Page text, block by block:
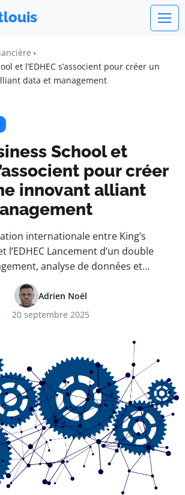
et l’EDHEC s’associent pour créer un
data et management
School et
pour créer
innovant alliant
internationale entre King’s
l’EDHEC Lancement d’un double
analyse de données et…
Adrien Noël
20 septembre 2025